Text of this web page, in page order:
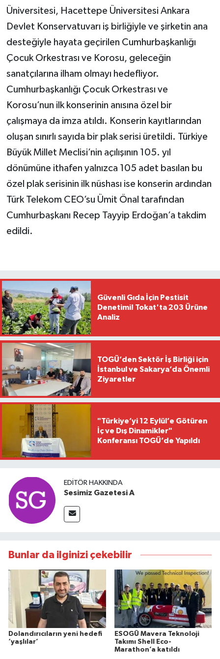
Üniversitesi, Hacettepe Üniversitesi Ankara
Devlet Konservatuvarı iş birliğiyle ve şirketin ana
desteğiyle hayata geçirilen Cumhurbaşkanlığı
Çocuk Orkestrası ve Korosu, geleceğin
sanatçılarına ilham olmayı hedefliyor.
Cumhurbaşkanlığı Çocuk Orkestrası ve
Korosu’nun ilk konserinin anısına özel bir
çalışmaya da imza atıldı. Konserin kayıtlarından
oluşan sınırlı sayıda bir plak serisi üretildi. Türkiye
Büyük Millet Meclisi’nin açılışının 105. yıl
dönümüne ithafen yalnızca 105 adet basılan bu
özel plak serisinin ilk nüshası ise konserin ardından
Türk Telekom CEO’su Ümit Önal tarafından
Cumhurbaşkanı Recep Tayyip Erdoğan’a takdim
edildi.
Güvenli Gıda İçin Pestisit
Denetimi! Tokat'ta 203 Ürüne
Analiz
TOGÜ’den Sektör İş Birliği için
İstanbul ve Sakarya’da Önemli
Ziyaretler
"Türkiye’yi 12 Eylül’e Götüren
İç ve Dış Dinamikler"
Konferansı TOGÜ’de Yapıldı
EDITÖR HAKKINDA
Sesimiz Gazetesi A
Bunlar da ilginizi çekebilir
Dolandırıcıların yeni hedefi
‘yaşlılar’
ESOGÜ Mavera Teknoloji
Takımı Shell Eco-
Marathon’a katıldı